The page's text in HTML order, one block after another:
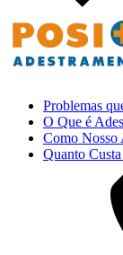
Positidog –Problemas
O Que é
Como Nosso
Quanto